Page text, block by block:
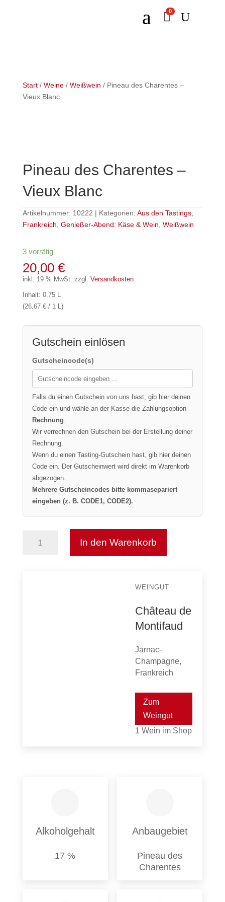
a 0 U
Start/ Weine/ Weißwein / Pineau des Charentes –
Vieux Blanc
Pineau des Charentes –
Vieux Blanc
Artikelnummer: 10222 Kategorien: Aus den Tastings,
Frankreich Genießer-Abend: Käse & Wein Weißwein
3 vorrätig
20,00 €
inkl. 19 % MwSt. zzgl. Versandkosten
Inhalt: 0.75 L
(26.67 € / 1 L)
Gutschein einlösen
Gutscheincode(s)
Falls du einen Gutschein von uns hast, gib hier deinen
Code ein und wähle an der Kasse die Zahlungsoption
Rechnung.
Wir verrechnen den Gutschein bei der Erstellung deiner
Rechnung.
Wenn du einen Tasting-Gutschein hast, gib hier deinen
Code ein. Der Gutscheinwert wird direkt im Warenkorb
abgezogen.
Mehrere Gutscheincodes bitte kommasepariert
eingeben (z. B. CODE1, CODE2).
Pineau
In den Warenkorb
WEINGUT
Château de
Montifaud
Jarnac-
Champagne,
Frankreich
Zum
Weingut
1 Wein im Shop
Alkoholgehalt
17 %
Anbaugebiet
Pineau des
Charentes